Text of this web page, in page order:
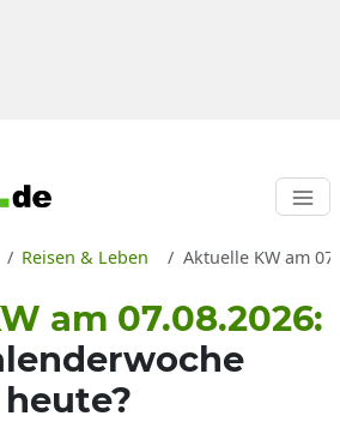
Reisen & Leben Aktuelle KW am
am 07.08.2026: